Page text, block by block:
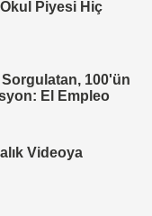
Piyesi Hiç
Sorgulatan, 100'ün
El Empleo
Videoya